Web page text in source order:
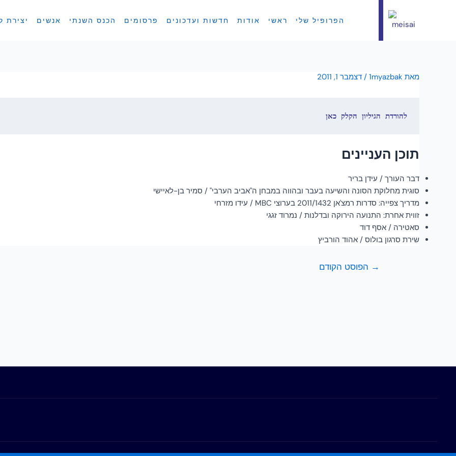
יצירת אנשים הכנס השנתי פרסומים חדשות ועדכונים אודות ראשי הפרופיל שלי
מאת 1myazbak
/ דצמבר 1, 2011
להורדת הגיליון הקלק כאן
תוכן העניינים
דבר העורך / עידן בריר
סוגית מחלוקת הסונה והשיעה בעבר ובהווה במבחן ה"אביב הערבי" / סמיר בן-לאיישי
מדריך צפייה: סדרות רמצ'אן 2011/1432 בערוצי MBC / עידו מזרחי
זווית אחרת: התנועה הירוקה ובדלנות / נמרוד זגגי
סאטירה / אסף דוד
שירת סרגון בולוס / אהוד הורביץ
→ הפוסט הקודם